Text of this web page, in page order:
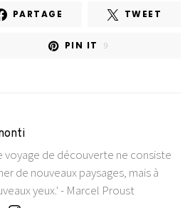
PARTAGE TWEET
PIN IT 9
voyage de découverte ne consiste
de nouveaux paysages, mais à
yeux.' - Marcel Proust